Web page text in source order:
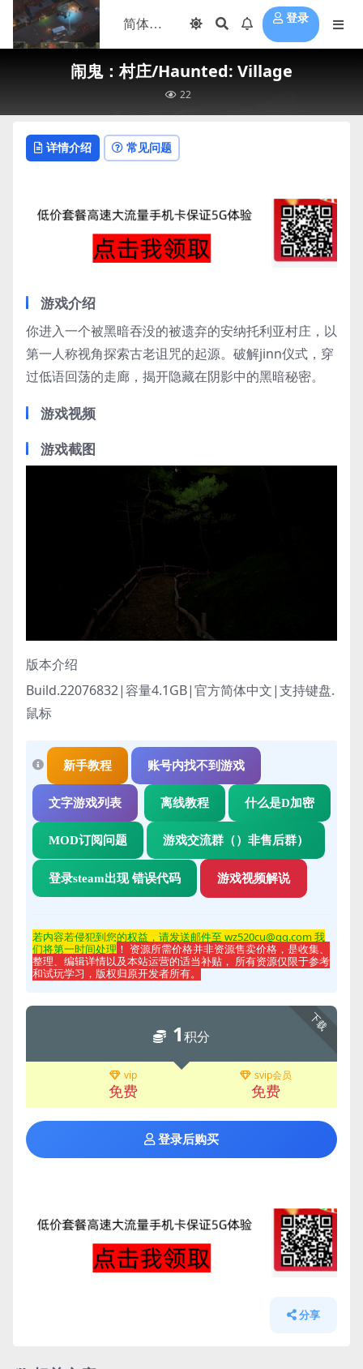
登录
闹鬼：村庄/Haunted: Village
22
详情介绍 常见问题
游戏介绍
你进入一个被黑暗吞没的被遗弃的安纳托利亚村庄，以
第一人称视角探索古老诅咒的起源。破解jinn仪式，穿
过低语回荡的走廊，揭开隐藏在阴影中的黑暗秘密。
游戏视频
游戏截图
版本介绍
Build.22076832|容量4.1GB|官方简体中文|支持键盘.
鼠标
新手教程 账号内找不到游戏
文字游戏列表 离线教程 什么是D加密
MOD订阅问题 游戏交流群（）非售后群）
登录steam出现 错误代码 游戏视频解说
若内容若侵犯到您的权益，请发送邮件至 wz520cu@qq.com 我
们将第一时间处理 ！ 资源所需价格并非资源售卖价格，是收集、
整理、编辑详情以及本站运营的适当补贴， 所有资源仅限于参考
和试玩学习，版权归原开发者所有。
下载
1积分
vip
免费
svip会员
免费
登录后购买
分享